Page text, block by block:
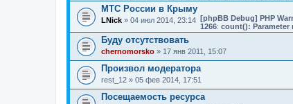
МТС России в Крыму
LNick » 04 июл 2014, 23:14 [phpBB Debug] PHP
1266: count(): Parameter
Буду отсутствовать
chernomorsko » 17 янв 2011, 15:07
Произвол модератора
rest_12 » 05 фев 2014, 17:51
Посещаемость ресурса